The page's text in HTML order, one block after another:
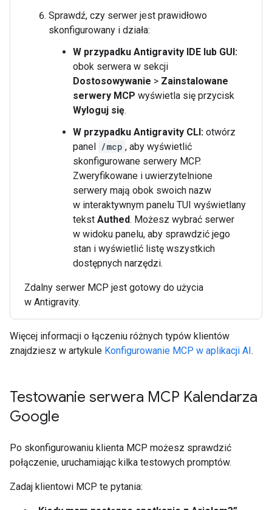
Sprawdź, czy serwer jest prawidłowo
skonfigurowany i działa:
W przypadku Antigravity IDE lub GUI:
obok serwera w sekcji
Dostosowywanie > Zainstalowane
serwery MCP wyświetla się przycisk
Wyloguj się.
W przypadku Antigravity CLI: otwórz
panel /mcp , aby wyświetlić
skonfigurowane serwery MCP.
Zweryfikowane i uwierzytelnione
serwery mają obok swoich nazw
w interaktywnym panelu TUI wyświetlany
tekst Authed. Możesz wybrać serwer
w widoku panelu, aby sprawdzić jego
stan i wyświetlić listę wszystkich
dostępnych narzędzi.
Zdalny serwer MCP jest gotowy do użycia
w Antigravity.
Więcej informacji o łączeniu różnych typów klientów
znajdziesz w artykule Konfigurowanie MCP w aplikacji AI.
Testowanie serwera MCP Kalendarza
Google
Po skonfigurowaniu klienta MCP możesz sprawdzić
połączenie, uruchamiając kilka testowych promptów.
Zadaj klientowi MCP te pytania: